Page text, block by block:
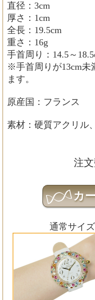
直径：3cm
厚さ：1cm
全長：19.5cm
重さ：16g
手首周り：14.5～
※手首周りが13cm未
ます。
原産国：フランス
素材：硬質アクリル
注
通常サイ